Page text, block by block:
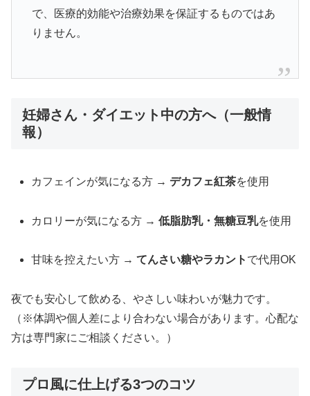
で、医療的効能や治療効果を保証するものではあ
りません。
妊婦さん・ダイエット中の方へ（一般情
報）
カフェインが気になる方 → デカフェ紅茶を使用
カロリーが気になる方 →低脂肪乳・無糖豆乳を使用
甘味を控えたい方 →てんさい糖やラカント で代用OK
夜でも安心して飲める、やさしい味わいが魅力です。
（※体調や個人差により合わない場合があります。心配な
方は専門家にご相談ください。）
プロ風に仕上げる3つのコツ